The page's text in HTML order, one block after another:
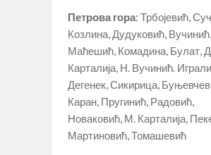
Петрова гора: Трбојевић,
Козлина, Дудуковић,
Маћешић, Комадина, Булат, Д.
Карталија, Н. Вучинић.
Дегенек, Сикирица,
Каран, Пругинић, Радовић,
Новаковић, М. Карталија,
Мартиновић, Томашевић